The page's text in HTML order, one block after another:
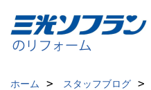
ホーム スタッフブログ